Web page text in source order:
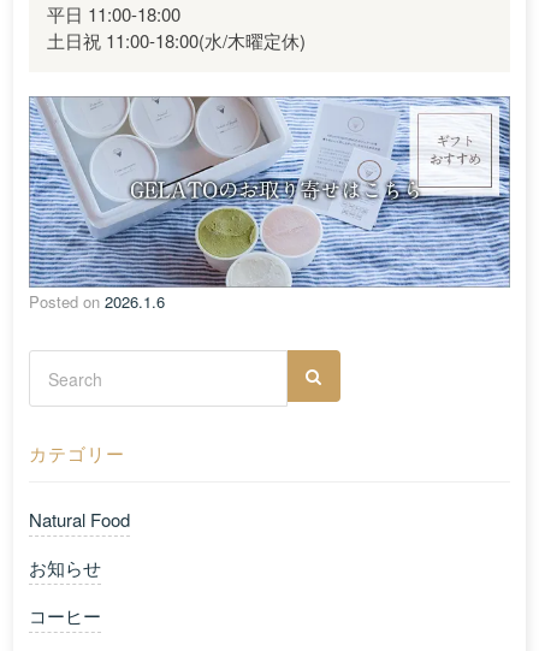
平日 11:00-18:00
土日祝 11:00-18:00(水/木曜定休)
Posted on2026.1.6
カテゴリー
Natural Food
お知らせ
コーヒー